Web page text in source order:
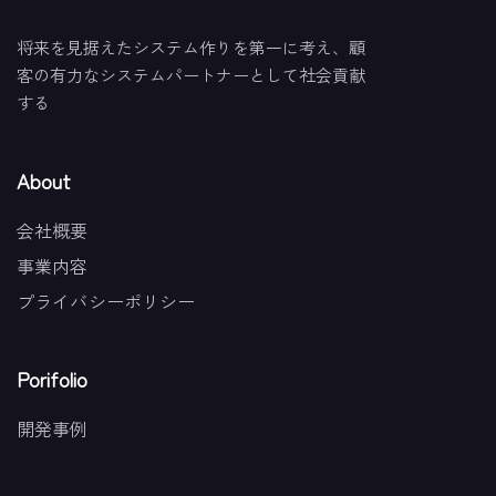
将来を見据えたシステム作りを第一に考え、顧
客の有力なシステムパートナーとして社会貢献
する
About
会社概要
事業内容
プライバシーポリシー
Porifolio
開発事例